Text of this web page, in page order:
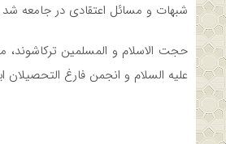
شبهات و مسائل اعتقادی در جامعه شد
حجت الاسلام و المسلمین
علیه السلام و انجمن فارغ